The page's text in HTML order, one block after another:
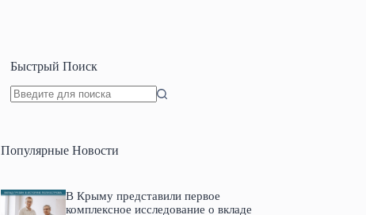
Быстрый Поиск
Популярные Новости
В Крыму представили первое
комплексное исследование о вкладе